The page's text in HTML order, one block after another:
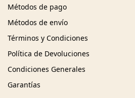
Métodos de pago
Métodos de envío
Términos y Condiciones
Política de Devoluciones
Condiciones Generales
Garantías